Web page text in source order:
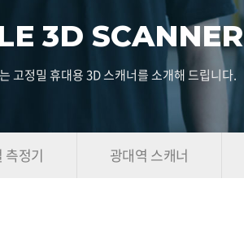
3D SCANNER
고정밀 휴대용 3D 스캐너를 소개해 드립니다.
측정기 광대역 스캐너